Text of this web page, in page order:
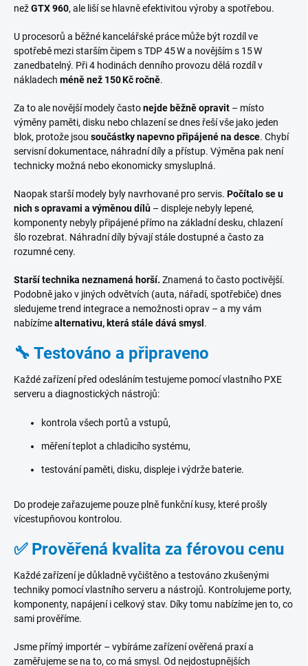
nežGTX 960, ale liší se hlavně efektivitou výroby a spotřebou.
U procesorů a běžné kancelářské práce může být rozdíl ve
spotřebě mezi starším čipem s TDP 45 W a novějším s 15 W
zanedbatelný. Při 4 hodinách denního provozu dělá rozdíl v
nákladech méně než 150 Kč ročně.
Za to ale novější modely častonejde běžně opravit – místo
výměny paměti, disku nebo chlazení se dnes řeší vše jako jeden
blok, protože jsou součástky napevno připájené na desce. Chybí
servisní dokumentace, náhradní díly a přístup. Výměna pak není
technicky možná nebo ekonomicky smysluplná.
Naopak starší modely byly navrhované pro servis. Počítalo se u
nich s opravami a výměnou dílů – displeje nebyly lepené,
komponenty nebyly připájené přímo na základní desku, chlazení
šlo rozebrat. Náhradní díly bývají stále dostupné a často za
rozumné ceny.
Starší technika neznamená horší. Znamená to často poctivější.
Podobně jako v jiných odvětvích (auta, nářadí, spotřebiče) dnes
sledujeme trend integrace a nemožnosti oprav – a my vám
nabízímealternativu, která stále dává smysl .
🔧 Testováno a připraveno
Každé zařízení před odesláním testujeme pomocí vlastního PXE
serveru a diagnostických nástrojů:
kontrola všech portů a vstupů,
měření teplot a chladicího systému,
testování paměti, disku, displeje i výdrže baterie.
Do prodeje zařazujeme pouze plně funkční kusy, které prošly
vícestupňovou kontrolou.
✅ Prověřená kvalita za férovou cenu
Každé zařízení je důkladně vyčištěno a testováno zkušenými
techniky pomocí vlastního serveru a nástrojů. Kontrolujeme porty,
komponenty, napájení i celkový stav. Díky tomu nabízíme jen to, co
sami prověříme.
Jsme přímý importér – vybíráme zařízení ověřená praxí a
zaměřujeme se na to, co má smysl. Od nejdostupnějších